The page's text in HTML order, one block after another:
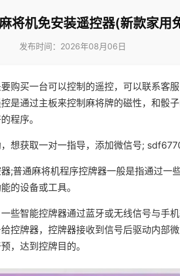
将机免安装遥控器(新款家用
发布时间：2026年08月06日
购买一台可以控制的遥控，可以联系客
是通过主板来控制麻将牌的磁性，和骰
程序。
想获取一对一指导，添加微信号;
;普通麻将机程序控牌器一般是指通过一
的设备或工具。
些智能控牌器通过蓝牙或无线信号与手
控牌器，控牌器接收到信号后驱动内部
，达到控牌目的。